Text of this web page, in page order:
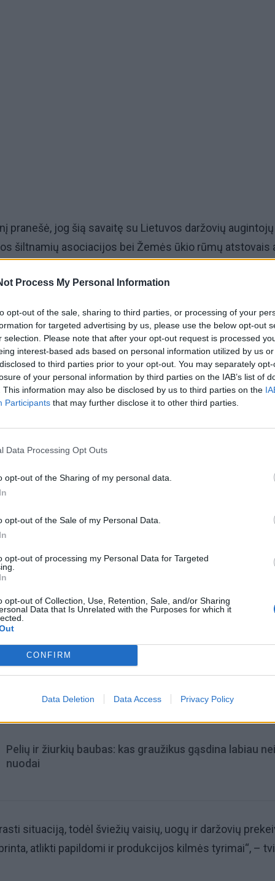
Process My Personal Information
opt-out of the sale, sharing to third parties, or processing of your
for targeted advertising by us, please use the below opt-out
selection. Please note that after your opt-out request is processed
interest-based ads based on personal information utilized by us
to third parties prior to your opt-out. You may separately
of your personal information by third parties on the IAB’s list of
This information may also be disclosed by us to third parties on the
Participants that may further disclose it to other third parties.
Data Processing Opt Outs
opt-out of the Sharing of my personal data.
opt-out of the Sale of my Personal Data.
opt-out of processing my Personal Data for Targeted
opt-out of Collection, Use, Retention, Sale, and/or Sharing
Data that Is Unrelated with the Purposes for which it
CONFIRM
Data Deletion Data Access Privacy Policy
pranešė, jog šią savaitę su Lietuvos daržovių augintojų
šiltnamių asociacijos bei Žemės ūkio rūmų atstovais
vaisių ir daržovių iš Rusijos ir Baltarusijos.
Mikalauskienė sako, kad susitikimo dalyvių
tarnybos inspektoriams vykdant patikras.
padės kontrolės metu greičiau nustatyti
veiksmus bandant suklaidinti vartotojus dėl
ar kokybės. Mes neturime duomenų, kad pernai ir
tokių kaip Rusija, Baltarusija, į Lietuvą tiesiogiai
abejonių kyla sąžiningiems rinkos dalyviams“, –
Negrįžo iš Jūros šventės: artimieji laukė dvi savaites
Pelių ir žiurkių baubas: kas graužikus gąsdina labiau nei
nuodai
situaciją, todėl šviežių vaisių, uogų ir daržovių
atlikti papildomi ir produkcijos kilmės tyrimai“, –